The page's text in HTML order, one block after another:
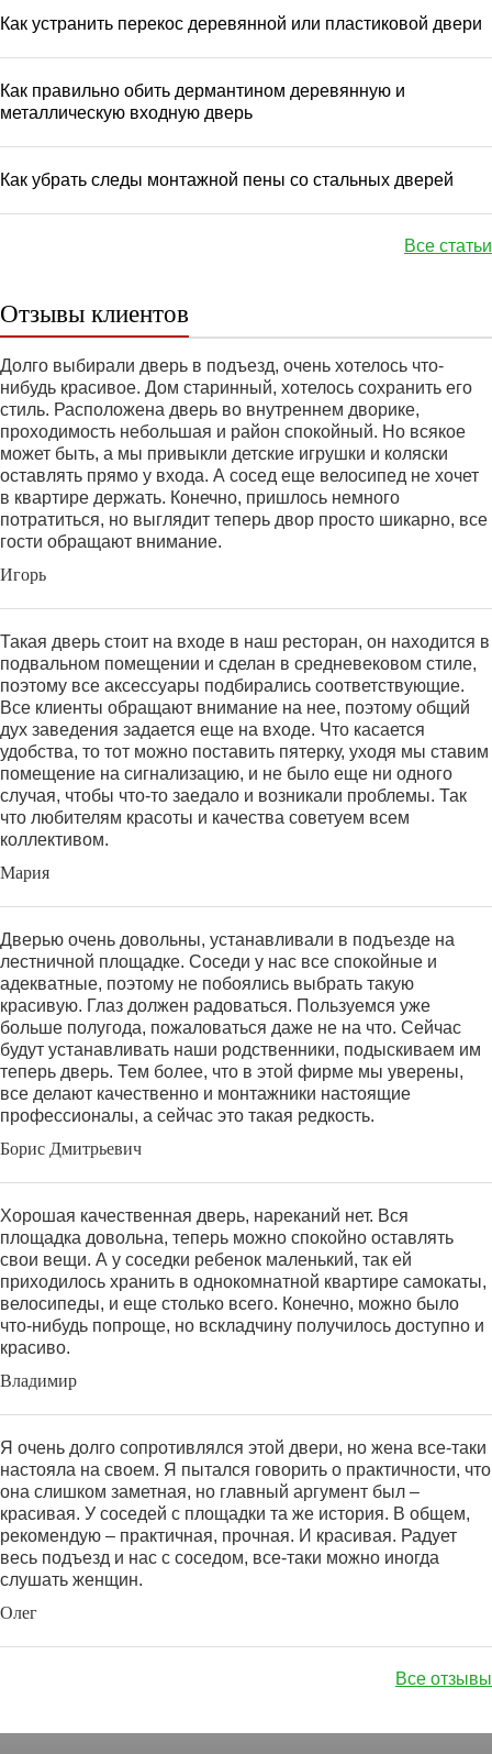
Как устранить перекос деревянной или пластиковой двери
Как правильно обить дермантином деревянную и
металлическую входную дверь
Как убрать следы монтажной пены со стальных дверей
Все статьи
Отзывы клиентов
Долго выбирали дверь в подъезд, очень хотелось что-
нибудь красивое. Дом старинный, хотелось сохранить его
стиль. Расположена дверь во внутреннем дворике,
проходимость небольшая и район спокойный. Но всякое
может быть, а мы привыкли детские игрушки и коляски
оставлять прямо у входа. А сосед еще велосипед не хочет
в квартире держать. Конечно, пришлось немного
потратиться, но выглядит теперь двор просто шикарно, все
гости обращают внимание.
Игорь
Такая дверь стоит на входе в наш ресторан, он находится в
подвальном помещении и сделан в средневековом стиле,
поэтому все аксессуары подбирались соответствующие.
Все клиенты обращают внимание на нее, поэтому общий
дух заведения задается еще на входе. Что касается
удобства, то тот можно поставить пятерку, уходя мы ставим
помещение на сигнализацию, и не было еще ни одного
случая, чтобы что-то заедало и возникали проблемы. Так
что любителям красоты и качества советуем всем
коллективом.
Мария
Дверью очень довольны, устанавливали в подъезде на
лестничной площадке. Соседи у нас все спокойные и
адекватные, поэтому не побоялись выбрать такую
красивую. Глаз должен радоваться. Пользуемся уже
больше полугода, пожаловаться даже не на что. Сейчас
будут устанавливать наши родственники, подыскиваем им
теперь дверь. Тем более, что в этой фирме мы уверены,
все делают качественно и монтажники настоящие
профессионалы, а сейчас это такая редкость.
Борис Дмитрьевич
Хорошая качественная дверь, нареканий нет. Вся
площадка довольна, теперь можно спокойно оставлять
свои вещи. А у соседки ребенок маленький, так ей
приходилось хранить в однокомнатной квартире самокаты,
велосипеды, и еще столько всего. Конечно, можно было
что-нибудь попроще, но вскладчину получилось доступно и
красиво.
Владимир
Я очень долго сопротивлялся этой двери, но жена все-таки
настояла на своем. Я пытался говорить о практичности, что
она слишком заметная, но главный аргумент был –
красивая. У соседей с площадки та же история. В общем,
рекомендую – практичная, прочная. И красивая. Радует
весь подъезд и нас с соседом, все-таки можно иногда
слушать женщин.
Олег
Все отзывы